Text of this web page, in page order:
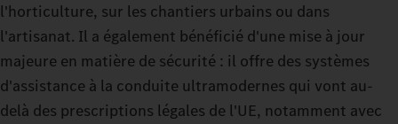
l'horticulture, sur les chantiers urbains ou dans
l'artisanat. Il a également bénéficié d'une mise à jour
majeure en matière de sécurité : il offre des systèmes
d'assistance à la conduite ultramodernes qui vont au-
delà des prescriptions légales de l'UE, notamment avec